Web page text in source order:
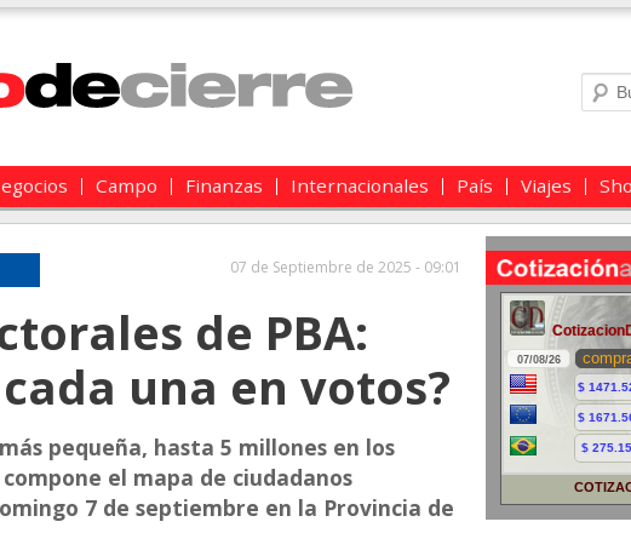
Campo Finanzas Internacionales País Viajes
07 de Septiembre de 2025 - 09:01
de PBA:
una en votos?
pequeña, hasta 5 millones en los
el mapa de ciudadanos
7 de septiembre en la Provincia de